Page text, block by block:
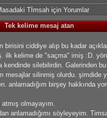
Tİmsah için Yorumlar
Tek kelime mesaj atan
birisini ciddiye alıp bu kadar
ilk kelime de "saçma" imiş :D.
kendinde silebilirdin. Galerinden
mesajlar silinmiş olurdu. şimdide
anlamadığım birşey hakkında
olmayayım.
anlamadığımı söyleyeyim.